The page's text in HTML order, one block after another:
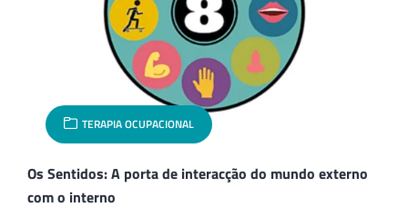
TERAPIA OCUPACIONAL
Os Sentidos: A porta de interacção do mundo externo
com o interno